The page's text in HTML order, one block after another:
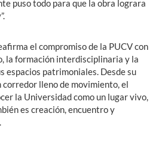
puso todo para que la obra lograra
el compromiso de la PUCV con
la formación interdisciplinaria y la
espacios patrimoniales. Desde su
corredor lleno de movimiento, el
la Universidad como un lugar vivo,
es creación, encuentro y